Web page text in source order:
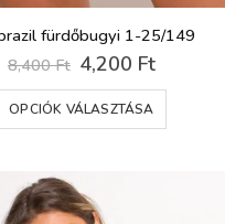
fürdőbugyi 1-25/149
8,400Ft Original
price
was:
8,400 Ft.
4,200 FtCurrent
price
4,200 Ft.
OPCIÓK VÁLASZTÁSA
a